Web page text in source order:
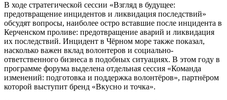
В ходе стратегической сессии «Взгляд в будущее:
предотвращение инцидентов и ликвидация последствий»
обсудят вопросы, наиболее остро вставшие после инцидента в
Керченском проливе: предотвращение аварий и ликвидация
их последствий. Инцидент в Чёрном море также показал,
насколько важен вклад волонтеров и социально-
ответственного бизнеса в подобных ситуациях. В этом году в
программе форума выделена отдельная сессия «Команда
изменений: подготовка и поддержка волонтёров», партнёром
которой выступит бренд «Вкусно и точка».